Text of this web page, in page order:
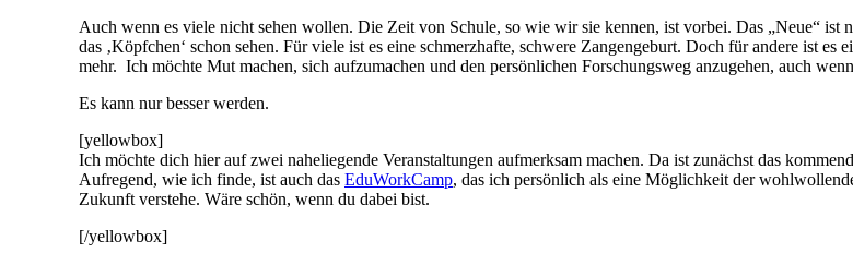
Auch wenn es viele nicht sehen wollen. Die Zeit von Schule, so wie wir sie kennen, ist vorbei. Das „Neue“ ist
das ‚Köpfchen‘ schon sehen. Für viele ist es eine schmerzhafte, schwere Zangengeburt. Doch für andere ist
mehr. Ich möchte Mut machen, sich aufzumachen und den persönlichen Forschungsweg anzugehen, auch
Es kann nur besser werden.
[yellowbox]
Ich möchte dich hier auf zwei naheliegende Veranstaltungen aufmerksam machen. Da ist zunächst das
Aufregend, wie ich finde, ist auch das EduWorkCamp, das ich persönlich als eine Möglichkeit der
Zukunft verstehe. Wäre schön, wenn du dabei bist.
[/yellowbox]